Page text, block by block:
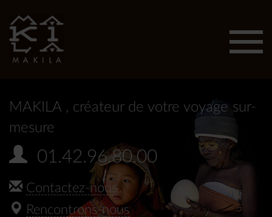
MAKILA , créateur de votre voyage sur-
mesure
01.42.96.80.00
Contactez-nous
Rencontrons-nous